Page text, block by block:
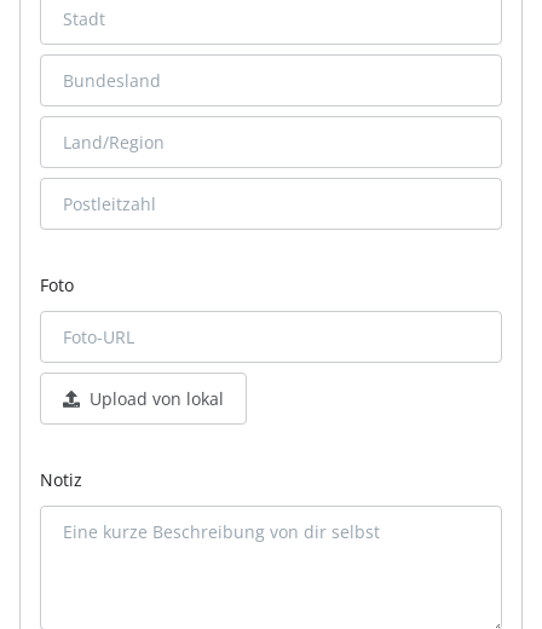
Foto
Upload von lokal
Notiz